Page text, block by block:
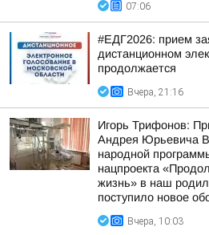
07:06
#ЕДГ2026: прием
дистанционном
продолжается
Вчера, 21:16
Игорь Трифонов:
Андрея Юрьевича
народной
нацпроекта
жизнь» в наш
поступило новое
Вчера, 10:03